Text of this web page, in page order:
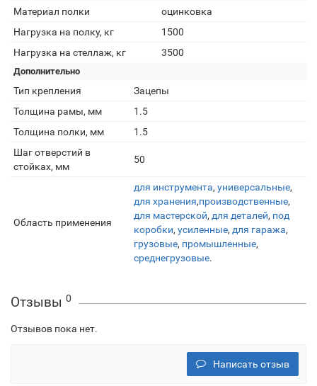
Материал полки
оцинковка
Нагрузка на полку, кг
1500
Нагрузка на стеллаж, кг
3500
Дополнительно
Тип крепления
Зацепы
Толщина рамы, мм
1.5
Толщина полки, мм
1.5
Шаг отверстий в
стойках, мм
50
Область применения
для инструмента, универсальные,
для хранения,производственные,
для мастерской, для деталей, под
коробки, усиленные, для гаража,
грузовые, промышленные,
среднегрузовые.
Отзывы 0
Отзывов пока нет.
Написать отзыв